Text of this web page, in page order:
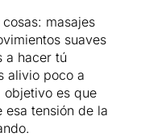
masajes
suaves
a hacer tú
alivio poco a
es que
tensión de la